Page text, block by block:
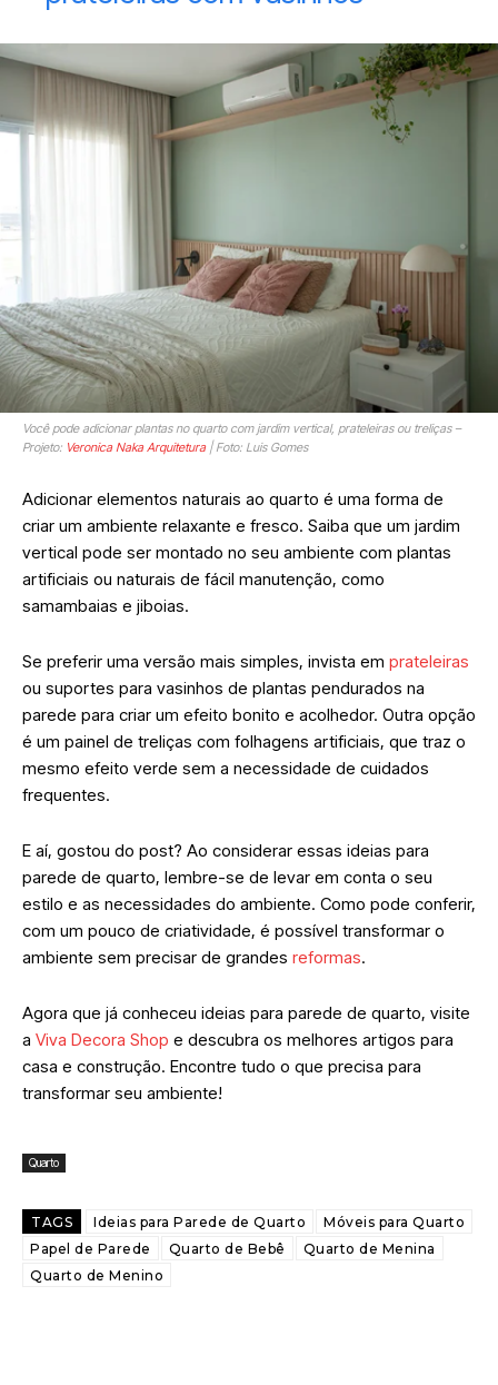
Você pode adicionar plantas no quarto com jardim vertical, prateleiras ou treliças –
Projeto: Veronica Naka Arquitetura| Foto: Luis Gomes
Adicionar elementos naturais ao quarto é uma forma de
criar um ambiente relaxante e fresco. Saiba que um jardim
vertical pode ser montado no seu ambiente com plantas
artificiais ou naturais de fácil manutenção, como
samambaias e jiboias.
Se preferir uma versão mais simples, invista em prateleiras
ou suportes para vasinhos de plantas pendurados na
parede para criar um efeito bonito e acolhedor. Outra opção
é um painel de treliças com folhagens artificiais, que traz o
mesmo efeito verde sem a necessidade de cuidados
frequentes.
E aí, gostou do post? Ao considerar essas ideias para
parede de quarto, lembre-se de levar em conta o seu
estilo e as necessidades do ambiente. Como pode conferir,
com um pouco de criatividade, é possível transformar o
ambiente sem precisar de grandes reformas.
Agora que já conheceu ideias para parede de quarto, visite
a Viva Decora Shop e descubra os melhores artigos para
casa e construção. Encontre tudo o que precisa para
transformar seu ambiente!
Quarto
TAGS Ideias para Parede de Quarto
Móveis para Quarto
Papel de Parede
Quarto de Bebê
Quarto de Menina
Quarto de Menino